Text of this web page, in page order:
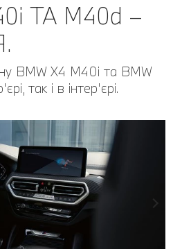
ТА M40d –
BMW X4 M40i та BMW
так і в інтер'єрі.